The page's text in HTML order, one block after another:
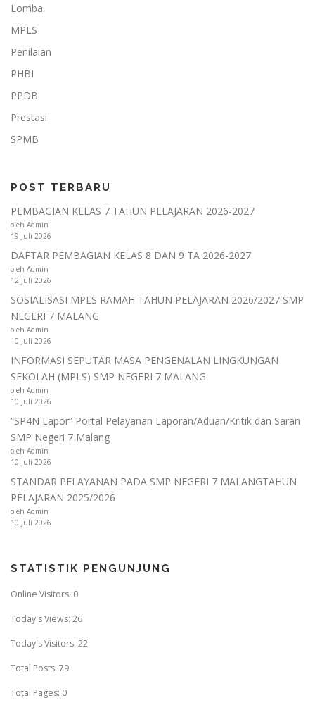
Lomba
MPLS
Penilaian
PHBI
PPDB
Prestasi
SPMB
POST TERBARU
PEMBAGIAN KELAS 7 TAHUN PELAJARAN 2026-2027
oleh Admin
19 Juli 2026
DAFTAR PEMBAGIAN KELAS 8 DAN 9 TA 2026-2027
oleh Admin
12 Juli 2026
SOSIALISASI MPLS RAMAH TAHUN PELAJARAN 2026/2027 SMP
NEGERI 7 MALANG
oleh Admin
10 Juli 2026
INFORMASI SEPUTAR MASA PENGENALAN LINGKUNGAN
SEKOLAH (MPLS) SMP NEGERI 7 MALANG
oleh Admin
10 Juli 2026
“SP4N Lapor” Portal Pelayanan Laporan/Aduan/Kritik dan Saran
SMP Negeri 7 Malang
oleh Admin
10 Juli 2026
STANDAR PELAYANAN PADA SMP NEGERI 7 MALANGTAHUN
PELAJARAN 2025/2026
oleh Admin
10 Juli 2026
STATISTIK PENGUNJUNG
Online Visitors: 0
Today's Views: 26
Today's Visitors: 22
Total Posts: 79
Total Pages: 0